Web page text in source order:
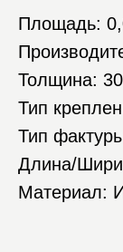
Площадь:
Толщина:
Тип
Тип
Длина/
Материал: